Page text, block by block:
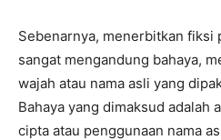
Sebenarnya, menerbitkan fiksi
sangat mengandung bahaya,
wajah atau nama asli yang
Bahaya yang dimaksud adalah
cipta atau penggunaan nama